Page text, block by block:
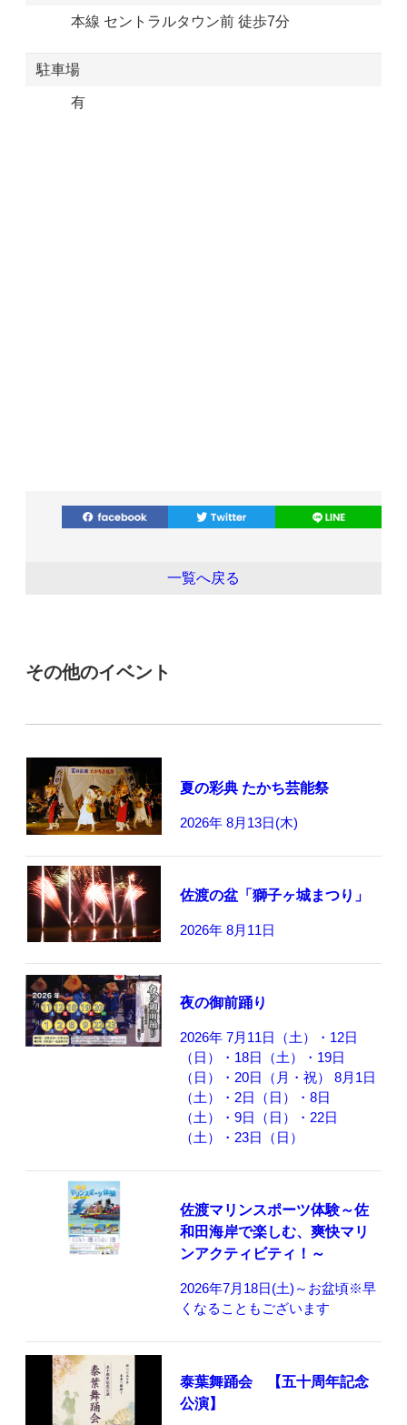
本線 セントラルタウン前 徒歩7分
駐車場
有
一覧へ戻る
その他のイベント
夏の彩典 たかち芸能祭
2026年 8月13日(木)
佐渡の盆「獅子ヶ城まつり」
2026年 8月11日
夜の御前踊り
2026年 7月11日（土）・12日
（日）・18日（土）・19日
（日）・20日（月・祝） 8月1日
（土）・2日（日）・8日
（土）・9日（日）・22日
（土）・23日（日）
佐渡マリンスポーツ体験～佐
和田海岸で楽しむ、爽快マリ
ンアクティビティ！～
2026年7月18日(土)～お盆頃※早
くなることもございます
泰葉舞踊会 【五十周年記念
公演】